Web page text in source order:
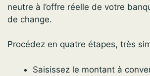
neutre à l’offre réelle de votre
de change.
Procédez en quatre étapes, très
Saisissez le montant à